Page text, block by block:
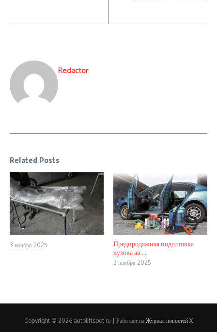
Redactor
Related Posts
3 ноября 2025
Предпродажная подготовка
кузова ав ...
3 ноября 2025
Copyright © 2026 autoliftspot.ru | Работает на Журнал новостей X